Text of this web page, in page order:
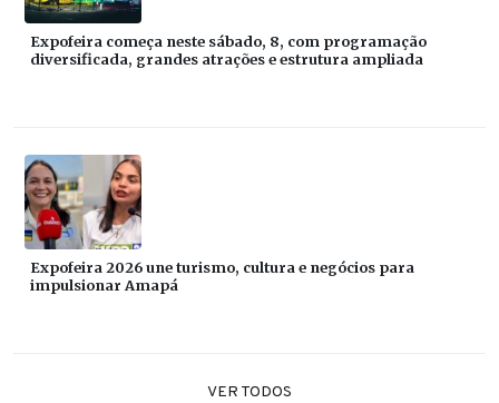
Expofeira começa neste sábado, 8, com programação
diversificada, grandes atrações e estrutura ampliada
Expofeira 2026 une turismo, cultura e negócios para
impulsionar Amapá
VER TODOS